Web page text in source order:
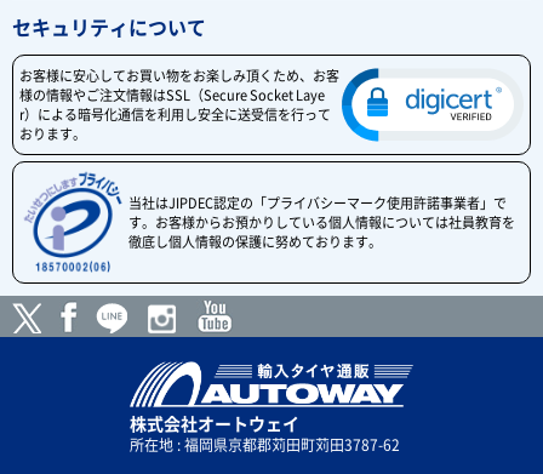
セキュリティについて
お客様に安心してお買い物をお楽しみ頂くため、お客
様の情報やご注文情報はSSL（Secure Socket Laye
r）による暗号化通信を利用し安全に送受信を行って
おります。
当社はJIPDEC認定の「プライバシーマーク使用許諾事業者」で
す。お客様からお預かりしている個人情報については社員教育を
徹底し個人情報の保護に努めております。
株式会社オートウェイ
所在地 : 福岡県京都郡苅田町苅田3787-62